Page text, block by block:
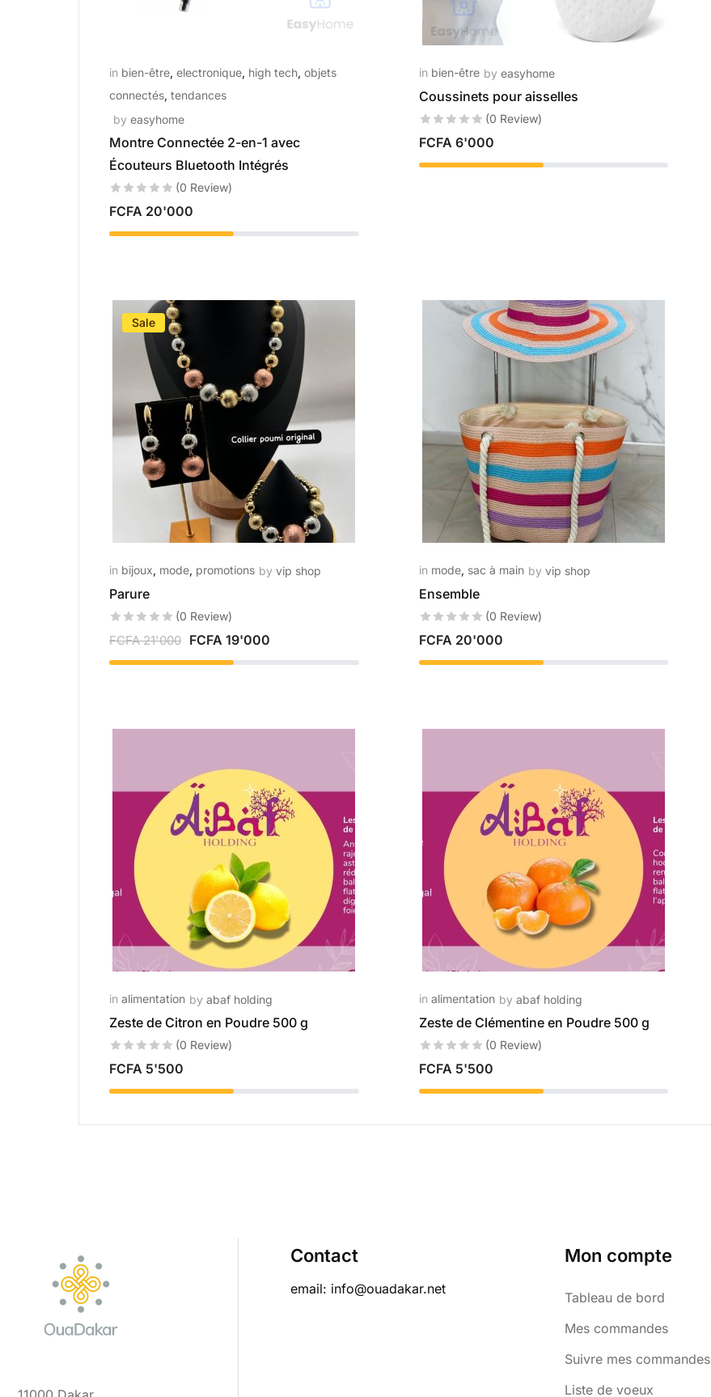
in bien-être, electronique, high tech, objets
connectés, tendances
by easyhome
Montre Connectée 2-en-1 avec
Écouteurs Bluetooth Intégrés
(0 Review)
FCFA 20'000
in bien-être by easyhome
Coussinets pour aisselles
(0 Review)
FCFA 6'000
Sale
in bijoux, mode, promotions by vip shop
Parure
(0 Review)
FCFA21'000 FCFA 19'000
in mode, sac à main by vip shop
Ensemble
(0 Review)
FCFA 20'000
in alimentation by abaf holding
Zeste de Citron en Poudre 500 g
(0 Review)
FCFA 5'500
in alimentation by abaf holding
Zeste de Clémentine en Poudre 500 g
(0 Review)
FCFA 5'500
Contact
email: info@ouadakar.net
Mon compte
Tableau de bord
Mes commandes
Suivre mes commandes
Liste de voeux